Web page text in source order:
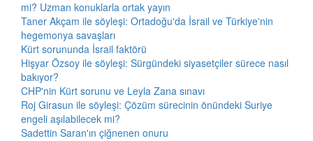
mi? Uzman konuklarla ortak yayın
Taner Akçam ile söyleşi: Ortadoğu'da İsrail ve Türkiye'nin
hegemonya savaşları
Kürt sorununda İsrail faktörü
Hişyar Özsoy ile söyleşi: Sürgündeki siyasetçiler sürece nasıl
bakıyor?
CHP'nin Kürt sorunu ve Leyla Zana sınavı
Roj Girasun ile söyleşi: Çözüm sürecinin önündeki Suriye
engeli aşılabilecek mi?
Sadettin Saran'ın çiğnenen onuru